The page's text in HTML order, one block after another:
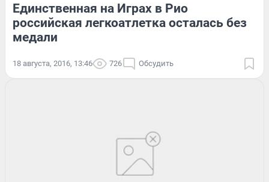
Единственная на Играх в Рио
российская легкоатлетка осталась без
медали
18 августа, 2016, 13:46 726 Обсудить